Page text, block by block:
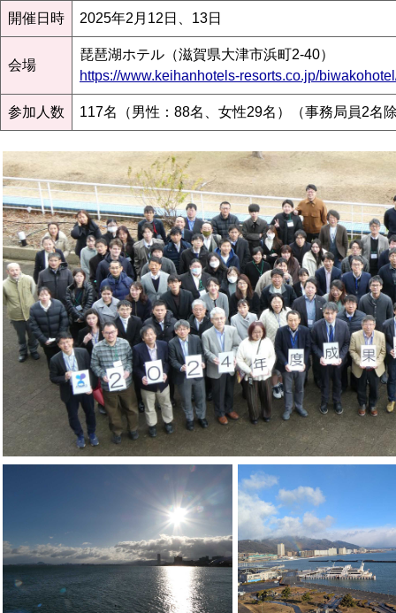
開催日時 2025年2月12日、13日
会場
琵琶湖ホテル（滋賀県大津市浜町2-40）
https://www.keihanhotels-resorts.co.jp/
参加人数 117名（男性：88名、女性29名）（事務局員2名